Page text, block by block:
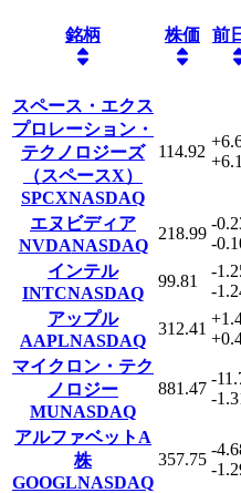
銘柄 株価 前
スペース・エクス
プロレーション・
テクノロジーズ
（スペースX）
SPCXNASDAQ
114.92
エヌビディア
NVDANASDAQ
218.99
-
-
インテル
INTCNASDAQ
99.81
-
-
アップル
AAPLNASDAQ
312.41
マイクロン・テク
ノロジー
MUNASDAQ
881.47
-
-
アルファベットA
株
GOOGLNASDAQ
357.75
-
-